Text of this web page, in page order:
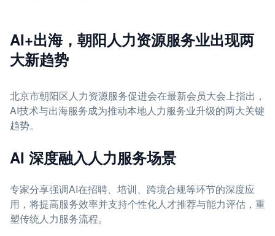
AI+出海，朝阳人力资源服务业出现两
大新趋势
北京市朝阳区人力资源服务促进会在最新会员大会上指出，
AI技术与出海服务成为推动本地人力服务业升级的两大关键
趋势。
AI 深度融入人力服务场景
专家分享强调AI在招聘、培训、跨境合规等环节的深度应
用，将提高服务效率并支持个性化人才推荐与能力评估，重
塑传统人力服务流程。